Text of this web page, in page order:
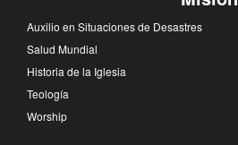
Auxilio en Situaciones de Desastres
Salud Mundial
Historia de la Iglesia
Teología
Worship